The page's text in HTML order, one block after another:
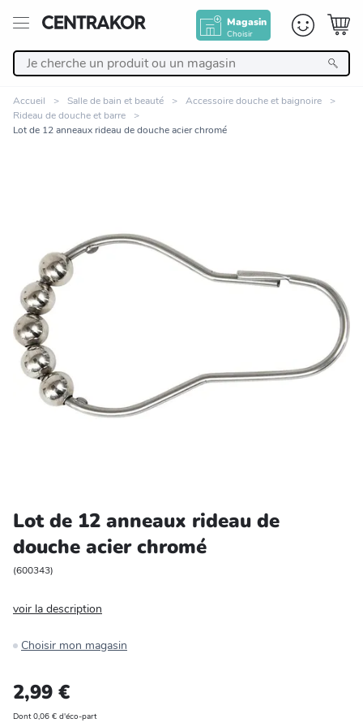
Magasin
Choisir
Nos Produits
Meuble
Cuisine et art de la table
Salle de bain et beauté
Entretien et rangement
Bricolage et auto
Jardin et plein air
Accueil Salle de bain et beauté
Accessoire douche et baignoire
Rideau de douche et barre
Lot de 12 anneaux rideau de douche acier chromé
Zoomer sur l'image
Lot de 12 anneaux rideau de
douche acier chromé
(600343)
voir la description
Choisir mon magasin
2,99 €
Dont 0,06 € d'éco-part